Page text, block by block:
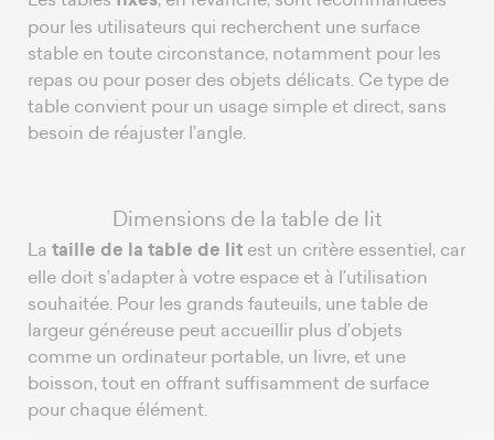
pour les utilisateurs qui recherchent une surface
stable en toute circonstance, notamment pour les
repas ou pour poser des objets délicats. Ce type de
table convient pour un usage simple et direct, sans
besoin de réajuster l’angle.
Dimensions de la table de lit
La taille de la table de lit est un critère essentiel, car
elle doit s’adapter à votre espace et à l’utilisation
souhaitée. Pour les grands fauteuils, une table de
largeur généreuse peut accueillir plus d’objets
comme un ordinateur portable, un livre, et une
boisson, tout en offrant suffisamment de surface
pour chaque élément.